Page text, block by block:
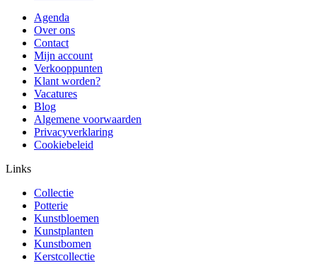
Agenda
Over ons
Contact
Mijn account
Verkooppunten
Klant worden?
Vacatures
Blog
Algemene voorwaarden
Privacyverklaring
Cookiebeleid
Links
Collectie
Potterie
Kunstbloemen
Kunstplanten
Kunstbomen
Kerstcollectie